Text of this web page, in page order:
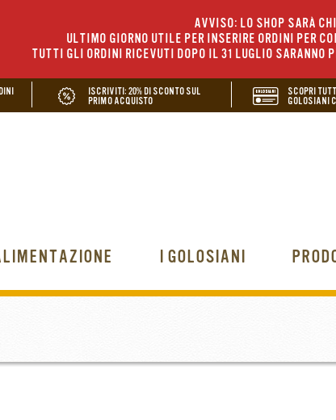
AVVISO: LO SHOP SARÀ
ULTIMO GIORNO UTILE PER INSERIRE ORDINI PER
TUTTI GLI ORDINI RICEVUTI DOPO IL 31 LUGLIO SARANNO
ISCRIVITI: 20% DI SCONTO SUL
PRIMO ACQUISTO
SCOPRI
GOLOSIANI
I GOLOSIANI